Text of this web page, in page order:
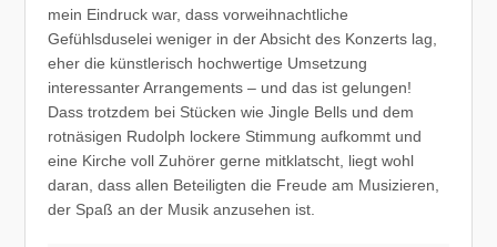
mein Eindruck war, dass vorweihnachtliche
Gefühlsduselei weniger in der Absicht des Konzerts lag,
eher die künstlerisch hochwertige Umsetzung
interessanter Arrangements – und das ist gelungen!
Dass trotzdem bei Stücken wie Jingle Bells und dem
rotnäsigen Rudolph lockere Stimmung aufkommt und
eine Kirche voll Zuhörer gerne mitklatscht, liegt wohl
daran, dass allen Beteiligten die Freude am Musizieren,
der Spaß an der Musik anzusehen ist.